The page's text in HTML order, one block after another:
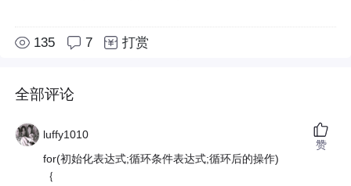
135 7 打赏
全部评论
luffy1010
for(初始化表达式;循环条件表达式;循环后的操作)
｛
赞